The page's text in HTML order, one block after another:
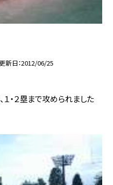
新日 2012/06/25
・２塁まで攻められました